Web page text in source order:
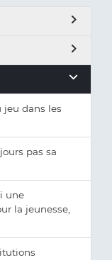
jeu dans les
pas sa
une
la jeunesse,